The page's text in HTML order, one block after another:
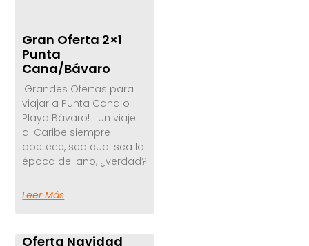
Gran Oferta 2×1
Punta
Cana/Bávaro
¡Grandes Ofertas para
viajar a Punta Cana o
Playa Bávaro! Un viaje
al Caribe siempre
apetece, sea cual sea la
época del año, ¿verdad?
Leer Más
Oferta Navidad